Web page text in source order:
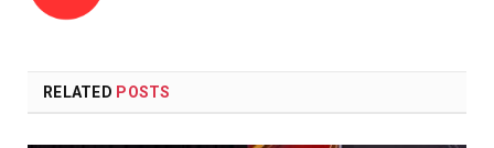
RELATED POSTS